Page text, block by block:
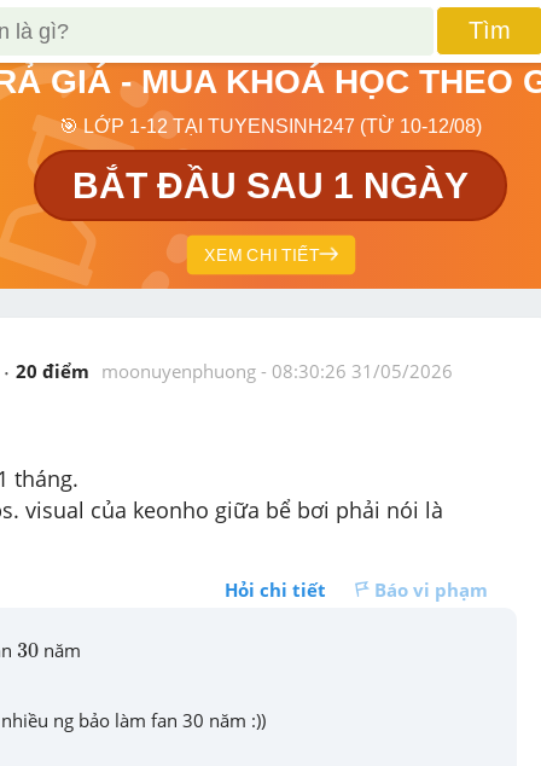
Tìm
GIÁ - MUA KHOÁ HỌC THEO
🎯 LỚP 1-12 TẠI TUYENSINH247 (TỪ 10-12/08)
BẮT ĐẦU SAU 1 NGÀY
XEM CHI TIẾT
20 điểm moonuyenphuong - 08:30:26 31/05/2026
tháng.
visual của keonho giữa bể bơi phải nói là
Hỏi chi tiết Báo vi phạm
30
30 năm
ng bảo làm fan 30 năm :))